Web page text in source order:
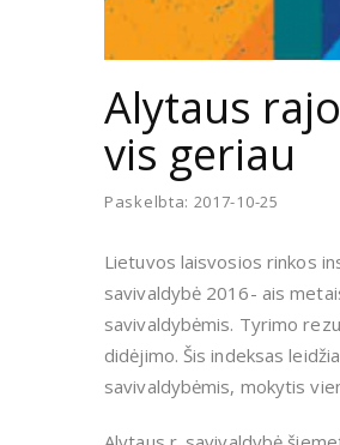
Alytaus
vis geriau
Paskelbta: 2017-10-25
Lietuvos laisvosios rinkos
savivaldybė 2016- ais
savivaldybėmis. Tyrimo
didėjimo. Šis indeksas
savivaldybėmis, mokytis